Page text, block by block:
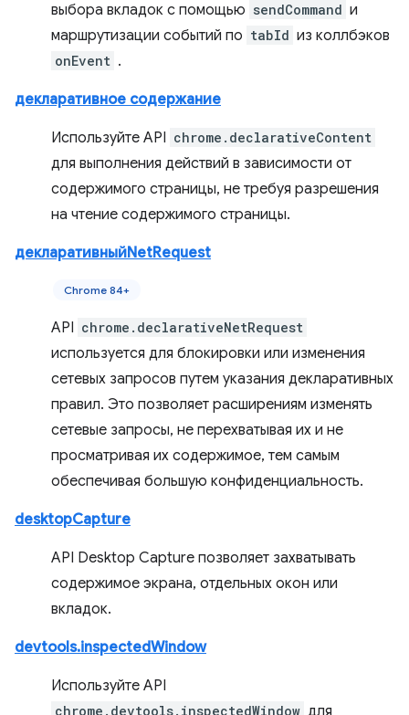
выбора вкладок с помощью sendCommand и
маршрутизации событий по tabId из коллбэков
onEvent .
декларативное содержание
Используйте API chrome.declarativeContent
для выполнения действий в зависимости от
содержимого страницы, не требуя разрешения
на чтение содержимого страницы.
декларативныйNetRequest
Chrome 84+
API chrome.declarativeNetRequest
используется для блокировки или изменения
сетевых запросов путем указания декларативных
правил. Это позволяет расширениям изменять
сетевые запросы, не перехватывая их и не
просматривая их содержимое, тем самым
обеспечивая большую конфиденциальность.
desktopCapture
API Desktop Capture позволяет захватывать
содержимое экрана, отдельных окон или
вкладок.
devtools.inspectedWindow
Используйте API
chrome.devtools.inspectedWindow для